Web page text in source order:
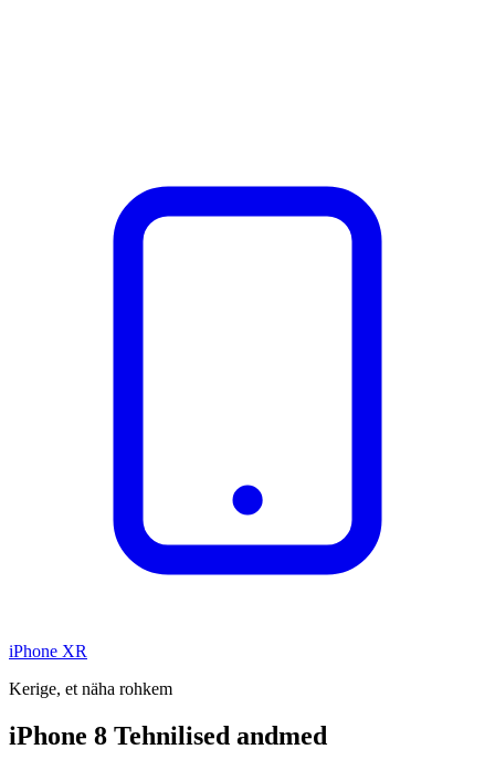
iPhone XR
Kerige, et näha rohkem
iPhone 8 Tehnilised andmed